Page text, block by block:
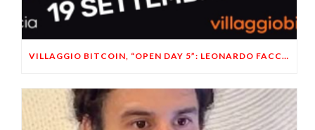
VILLAGGIO BITCOIN, “OPEN DAY 5”: LEONARDO FACCO OSPITE A BRESCIA